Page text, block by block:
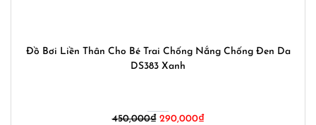
Đồ Bơi Liền Thân Cho Bé Trai Chống Nắng Chống Đen Da
DS383 Xanh
450,000₫ Giá
290,000₫Giá